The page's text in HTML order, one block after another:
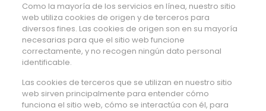
Como la mayoría de los servicios en línea, nuestro sitio
web utiliza cookies de origen y de terceros para
diversos fines. Las cookies de origen son en su mayoría
necesarias para que el sitio web funcione
correctamente, y no recogen ningún dato personal
identificable.
Las cookies de terceros que se utilizan en nuestro sitio
web sirven principalmente para entender cómo
funciona el sitio web, cómo se interactúa con él, para